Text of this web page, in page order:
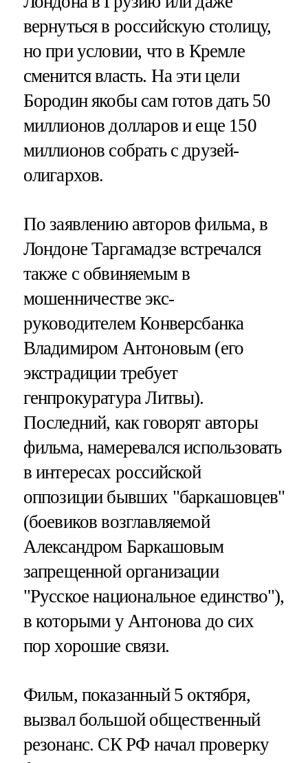
вернуться в российскую столицу,
но при условии, что в Кремле
сменится власть. На эти цели
Бородин якобы сам готов дать 50
миллионов долларов и еще 150
миллионов собрать с друзей-
олигархов.
По заявлению авторов фильма, в
Лондоне Таргамадзе встречался
также с обвиняемым в
мошенничестве экс-
руководителем Конверсбанка
Владимиром Антоновым (его
экстрадиции требует
генпрокуратура Литвы).
Последний, как говорят авторы
фильма, намеревался использовать
в интересах российской
оппозиции бывших "баркашовцев"
(боевиков возглавляемой
Александром Баркашовым
запрещенной организации
"Русское национальное единство"),
в которыми у Антонова до сих
пор хорошие связи.
Фильм, показанный 5 октября,
вызвал большой общественный
резонанс. СК РФ начал проверку